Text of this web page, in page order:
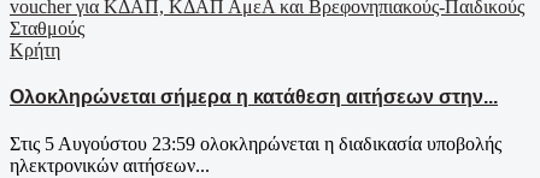
Κρήτη
Ολοκληρώνεται σήμερα η κατάθεση αιτήσεων στην...
Στις 5 Αυγούστου 23:59 ολοκληρώνεται η διαδικασία υποβολής
ηλεκτρονικών αιτήσεων...